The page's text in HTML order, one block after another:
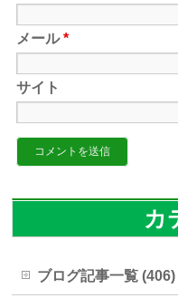
メール*
サイト
カ
ブログ記事一覧 (406)